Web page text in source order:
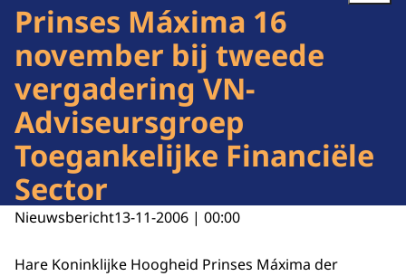
Prinses Máxima 16
november bij tweede
vergadering VN-
Adviseursgroep
Toegankelijke Financiële
Sector
Nieuwsbericht13-11-2006 | 00:00
Hare Koninklijke Hoogheid Prinses Máxima der